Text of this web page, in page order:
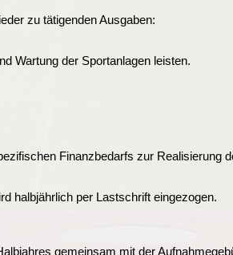
zu tätigenden Ausgaben:
Wartung der Sportanlagen leisten.
Finanzbedarfs zur Realisierung
halbjährlich per Lastschrift eingezogen.
gemeinsam mit der